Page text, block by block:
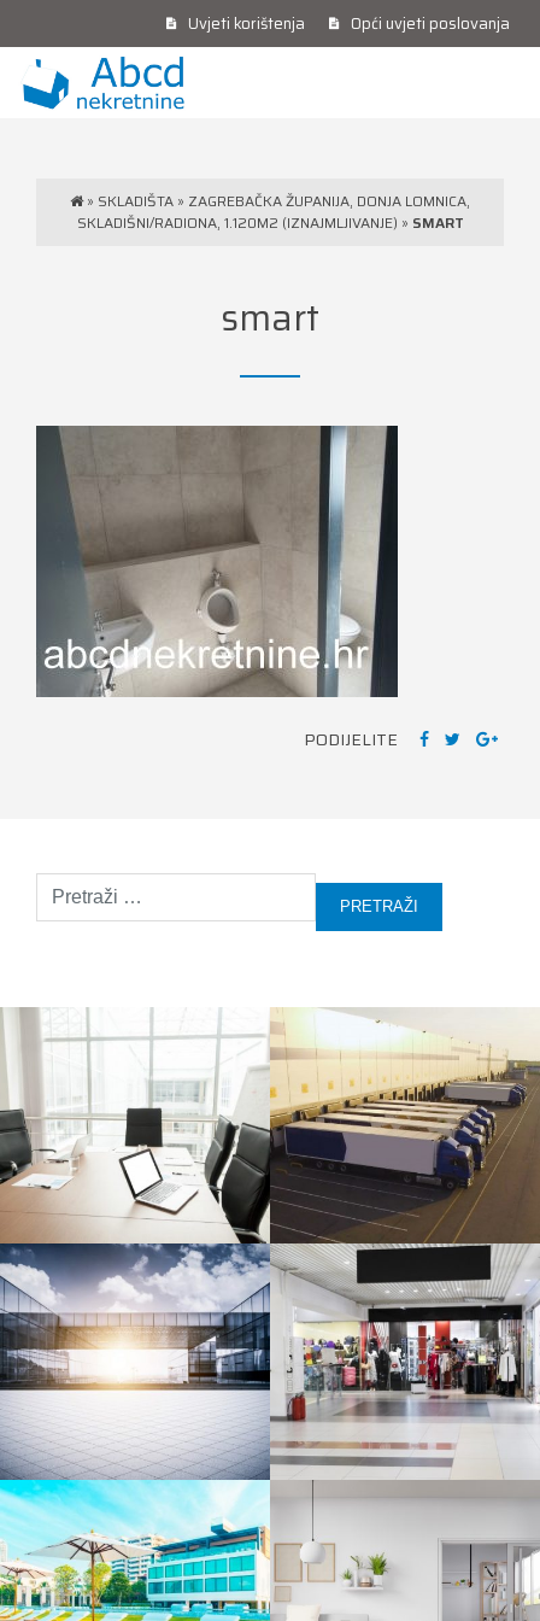
Uvjeti korištenja Opći uvjeti poslovanja
» SKLADIŠTA » ZAGREBAČKA ŽUPANIJA, DONJA LOMNICA,
SKLADIŠNI/RADIONA, 1.120M2 (IZNAJMLJIVANJE) » SMART
smart
PODIJELITE
Pretraži: